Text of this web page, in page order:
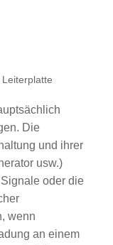
Die
und ihrer
usw.)
oder die
wenn
an einem